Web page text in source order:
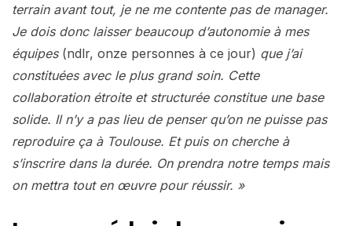
terrain avant tout, je ne me contente pas de manager.
Je dois donc laisser beaucoup d’autonomie à mes
équipes(ndlr, onze personnes à ce jour) que j’ai
constituées avec le plus grand soin. Cette
collaboration étroite et structurée constitue une base
solide. Il n’y a pas lieu de penser qu’on ne puisse pas
reproduire ça à Toulouse. Et puis on cherche à
s’inscrire dans la durée. On prendra notre temps mais
on mettra tout en œuvre pour réussir. »